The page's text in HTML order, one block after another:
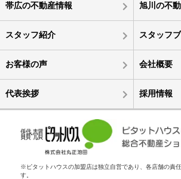
帯広の不動産情報 旭川の不
スタッフ紹介 スタッフ
お客様の声 会社概要
代表挨拶 採用情報
※ピタットハウスの加盟店は独立自営であり、各店舗の責
す。